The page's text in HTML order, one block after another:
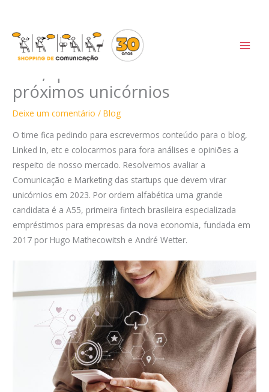
para
conteúdo
Aprendizados com a
Comunicação e Marketing da
próximos unicórnios
Deixe um comentário /Blog
O time fica pedindo para escrevermos conteúdo para o blog,
Linked In, etc e colocarmos para fora análises e opiniões a
respeito de nosso mercado. Resolvemos avaliar a
Comunicação e Marketing das startups que devem virar
unicórnios em 2023. Por ordem alfabética uma grande
candidata é a A55, primeira fintech brasileira especializada
empréstimos para empresas da nova economia, fundada em
2017 por Hugo Mathecowitsh e André Wetter.